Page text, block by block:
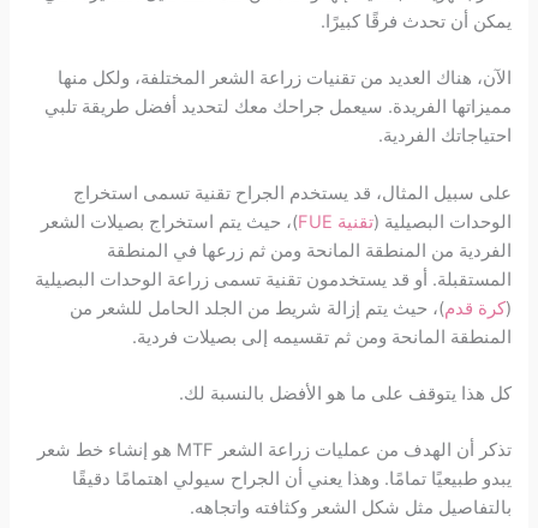
يمكن أن تحدث فرقًا كبيرًا.
الآن، هناك العديد من تقنيات زراعة الشعر المختلفة، ولكل منها
مميزاتها الفريدة. سيعمل جراحك معك لتحديد أفضل طريقة تلبي
احتياجاتك الفردية.
على سبيل المثال، قد يستخدم الجراح تقنية تسمى استخراج
الوحدات البصيلية (تقنية FUE
)، حيث يتم استخراج بصيلات الشعر
الفردية من المنطقة المانحة ومن ثم زرعها في المنطقة
المستقبلة. أو قد يستخدمون تقنية تسمى زراعة الوحدات البصيلية
(كرة قدم)، حيث يتم إزالة شريط من الجلد الحامل للشعر من
المنطقة المانحة ومن ثم تقسيمه إلى بصيلات فردية.
كل هذا يتوقف على ما هو الأفضل بالنسبة لك.
تذكر أن الهدف من عمليات زراعة الشعر MTF هو إنشاء خط شعر
يبدو طبيعيًا تمامًا. وهذا يعني أن الجراح سيولي اهتمامًا دقيقًا
بالتفاصيل مثل شكل الشعر وكثافته واتجاهه.